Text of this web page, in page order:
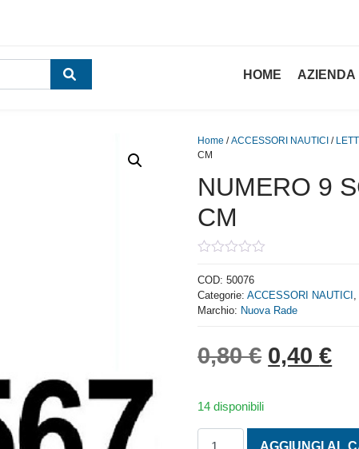
HOME AZIENDA
Home /ACCESSORI NAUTICI /
CM
NUMERO 9
CM
out
of
5
COD:50076
Categorie:ACCESSORI NAUTICI ,
Marchio: Nuova Rade
0,80€ Il
0,40€Il
14 disponibili
AGGIUNGI AL